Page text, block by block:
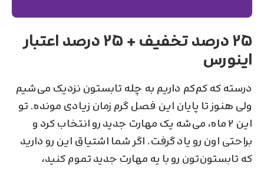
۲۵ درصد تخفیف + ۲۵ درصد اعتبار
اینورس
درسته که کم‌کم داریم به چله‌ تابستون نزدیک می‌شیم
ولی هنوز تا پایان این فصل گرم زمان زیادی مونده. تو
این ۲ ماه، می‌شه یک مهارت جدید رو انتخاب کرد و
براحتی اون رو یاد گرفت. اگر شما اشتیاق این رو دارید
که تابستون‌تون رو با یه مهارت جدید تموم کنید،